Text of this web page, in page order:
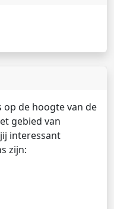
op de hoogte van de
gebied van
interessant
zijn: